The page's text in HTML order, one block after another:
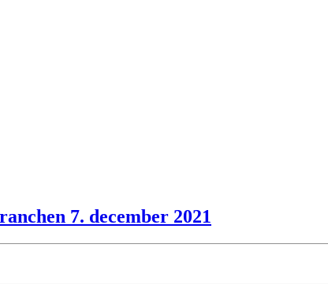
7. december 2021